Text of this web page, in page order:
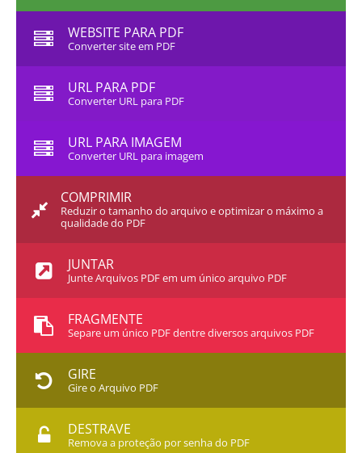
WEBSITE PARA PDF
Converter site em PDF
URL PARA PDF
Converter URL para PDF
URL PARA IMAGEM
Converter URL para imagem
COMPRIMIR
Reduzir o tamanho do arquivo e optimizar o máximo a
qualidade do PDF
JUNTAR
Junte Arquivos PDF em um único arquivo PDF
FRAGMENTE
Separe um único PDF dentre diversos arquivos PDF
GIRE
Gire o Arquivo PDF
DESTRAVE
Remova a proteção por senha do PDF